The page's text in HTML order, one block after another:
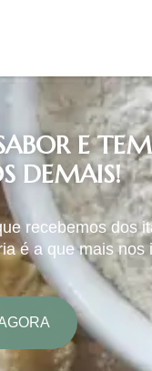
E
DEMAIS!
recebemos dos
é a que mais nos